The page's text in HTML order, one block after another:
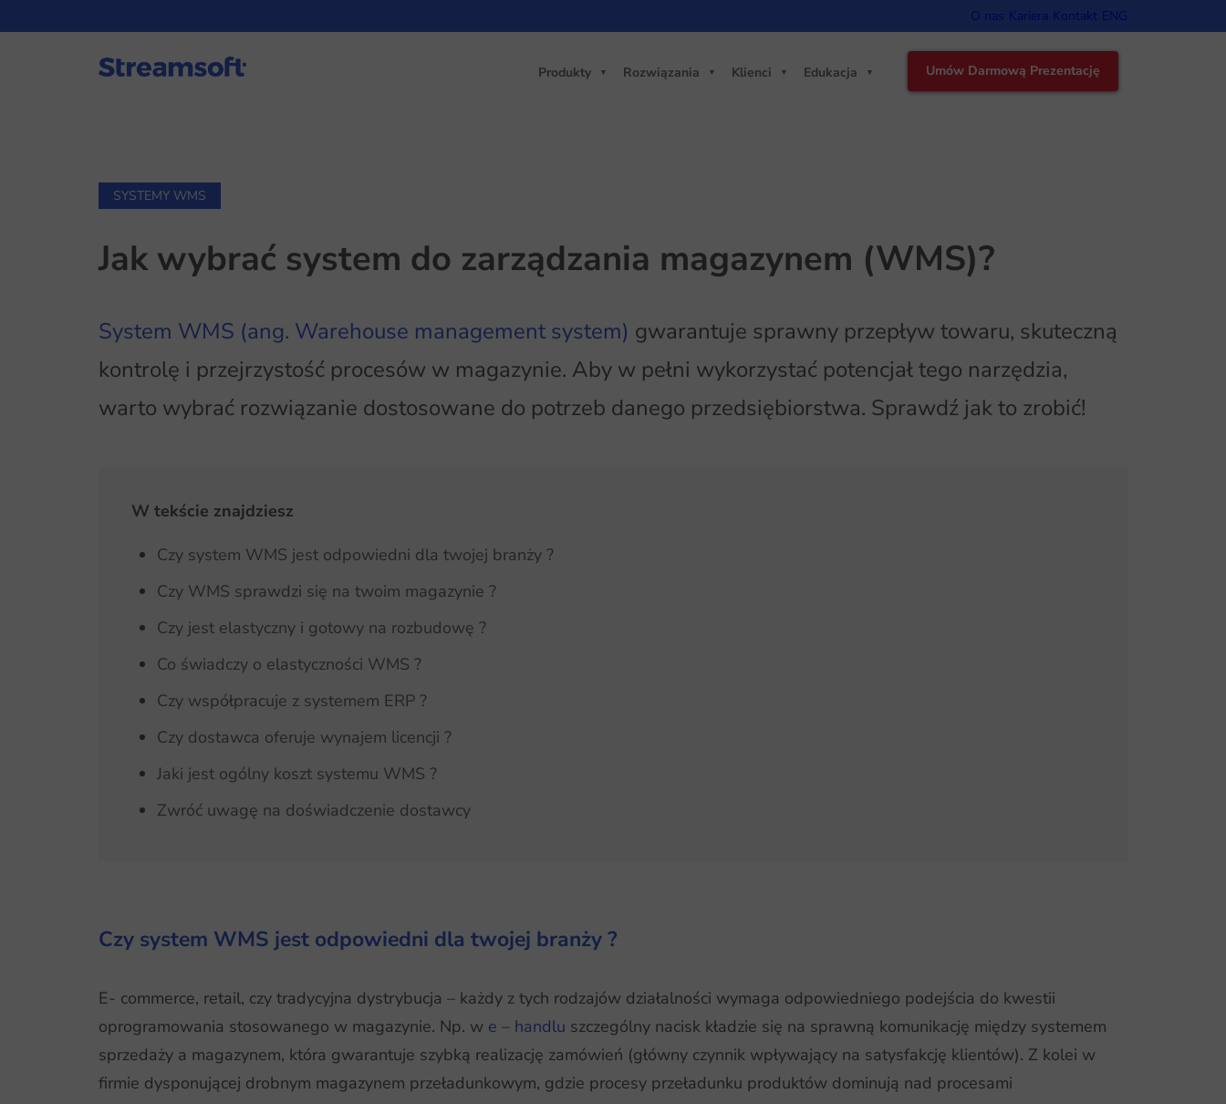
O nas Kariera Kontakt ENG
Produkty Rozwiązania Klienci Edukacja Umów Darmową Prezentację
SYSTEMY WMS
Jak wybrać system do zarządzania magazynem (WMS)?
System WMS (ang. Warehouse management system) gwarantuje sprawny przepływ towaru, skuteczną
kontrolę i przejrzystość procesów w magazynie. Aby w pełni wykorzystać potencjał tego narzędzia,
warto wybrać rozwiązanie dostosowane do potrzeb danego przedsiębiorstwa. Sprawdź jak to zrobić!
W tekście znajdziesz
Czy system WMS jest odpowiedni dla twojej branży ?
Czy WMS sprawdzi się na twoim magazynie ?
Czy jest elastyczny i gotowy na rozbudowę ?
Co świadczy o elastyczności WMS ?
Czy współpracuje z systemem ERP ?
Czy dostawca oferuje wynajem licencji ?
Jaki jest ogólny koszt systemu WMS ?
Zwróć uwagę na doświadczenie dostawcy
Czy system WMS jest odpowiedni dla twojej branży ?
E- commerce, retail, czy tradycyjna dystrybucja – każdy z tych rodzajów działalności wymaga odpowiedniego podejścia do kwestii
oprogramowania stosowanego w magazynie. Np. w e – handlu szczególny nacisk kładzie się na sprawną komunikację między systemem
sprzedaży a magazynem, która gwarantuje szybką realizację zamówień (główny czynnik wpływający na satysfakcję klientów). Z kolei w
firmie dysponującej drobnym magazynem przeładunkowym, gdzie procesy przeładunku produktów dominują nad procesami